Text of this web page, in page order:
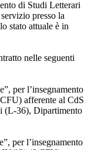
di Studi Letterari
presso la
stato attuale è in
nelle seguenti
per l’insegnamento
afferente al CdS
(L-36), Dipartimento
per l’insegnamento